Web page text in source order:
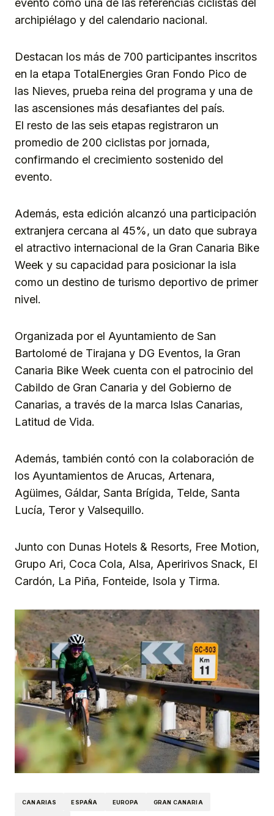
evento como una de las referencias ciclistas del
archipiélago y del calendario nacional.
Destacan los más de 700 participantes inscritos
en la etapa TotalEnergies Gran Fondo Pico de
las Nieves, prueba reina del programa y una de
las ascensiones más desafiantes del país.
El resto de las seis etapas registraron un
promedio de 200 ciclistas por jornada,
confirmando el crecimiento sostenido del
evento.
Además, esta edición alcanzó una participación
extranjera cercana al 45%, un dato que subraya
el atractivo internacional de la Gran Canaria Bike
Week y su capacidad para posicionar la isla
como un destino de turismo deportivo de primer
nivel.
Organizada por el Ayuntamiento de San
Bartolomé de Tirajana y DG Eventos, la Gran
Canaria Bike Week cuenta con el patrocinio del
Cabildo de Gran Canaria y del Gobierno de
Canarias, a través de la marca Islas Canarias,
Latitud de Vida.
Además, también contó con la colaboración de
los Ayuntamientos de Arucas, Artenara,
Agüimes, Gáldar, Santa Brígida, Telde, Santa
Lucía, Teror y Valsequillo.
Junto con Dunas Hotels & Resorts, Free Motion,
Grupo Ari, Coca Cola, Alsa, Aperirivos Snack, El
Cardón, La Piña, Fonteide, Isola y Tirma.
CANARIAS ESPAÑA EUROPA GRAN CANARIA